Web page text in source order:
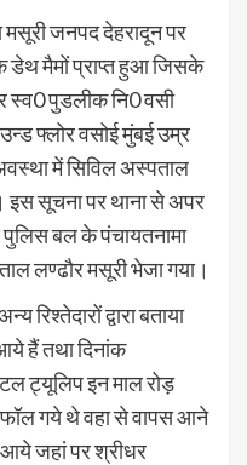
जनपद देहरादून पर
डेथ मैमों प्राप्त हुआ जिसके
पुडलीक नि0 वसी
फ्लोर वसोई मुंबई उम्र
में सिविल अस्पताल
इस सूचना पर थाना से अपर
पुलिस बल के पंचायतनामा
लण्ढौर मसूरी भेजा गया।
रिश्तेदारों द्वारा बताया
हैं तथा दिनांक
ट्यूलिप इन माल रोड़
गये थे वहा से वापस आने
जहां पर श्रीधर